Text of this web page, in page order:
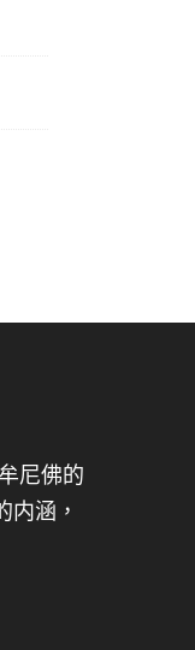
尼佛的
内涵，